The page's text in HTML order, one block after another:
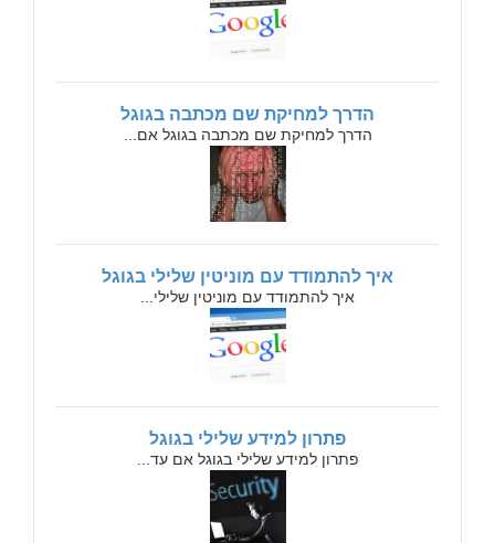
הדרך למחיקת שם מכתבה בגוגל
הדרך למחיקת שם מכתבה בגוגל אם...
איך להתמודד עם מוניטין שלילי בגוגל
איך להתמודד עם מוניטין שלילי...
פתרון למידע שלילי בגוגל
פתרון למידע שלילי בגוגל אם עד...